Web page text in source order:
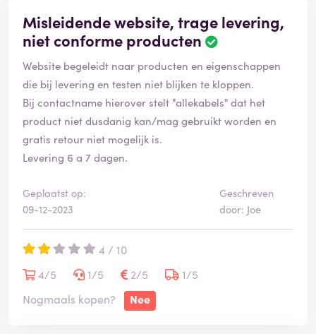
Misleidende website, trage levering,
niet conforme producten
Website begeleidt naar producten en eigenschappen
die bij levering en testen niet blijken te kloppen.
Bij contactname hierover stelt "allekabels" dat het
product niet dusdanig kan/mag gebruikt worden en
gratis retour niet mogelijk is.
Levering 6 a 7 dagen.
Geplaatst op:
09-12-2023
Geschreven
door: Joe
4 / 10
4/5
1/5 2/5
1/5
Nogmaals kopen?
Nee